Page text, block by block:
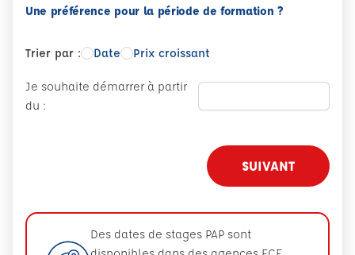
Une préférence pour la période de formation ?
Trier par : Date Prix croissant
Je souhaite démarrer à partir
du :
SUIVANT
Des dates de stages PAP sont